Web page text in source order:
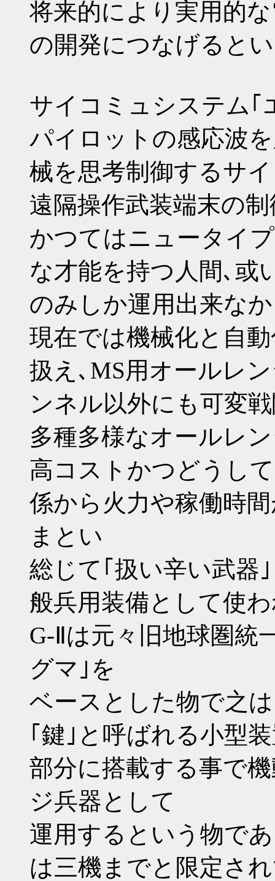
将来的により実用的
の開発につなげると
サイコミュシステム｢
パイロットの感応波
械を思考制御するサ
遠隔操作武装端末の
かつてはニュータイ
な才能を持つ人間､或
のみしか運用出来な
現在では機械化と自
扱え､MS用オールレ
ンネル以外にも可変
多種多様なオールレ
高コストかつどうし
係から火力や稼働時
まとい
総じて｢扱い辛い武器
般兵用装備として使
G-Ⅱは元々旧地球圏統
グマ｣を
ベースとした物で之
｢鍵｣と呼ばれる小型
部分に搭載する事で
ジ兵器として
運用するという物で
は三機までと限定さ